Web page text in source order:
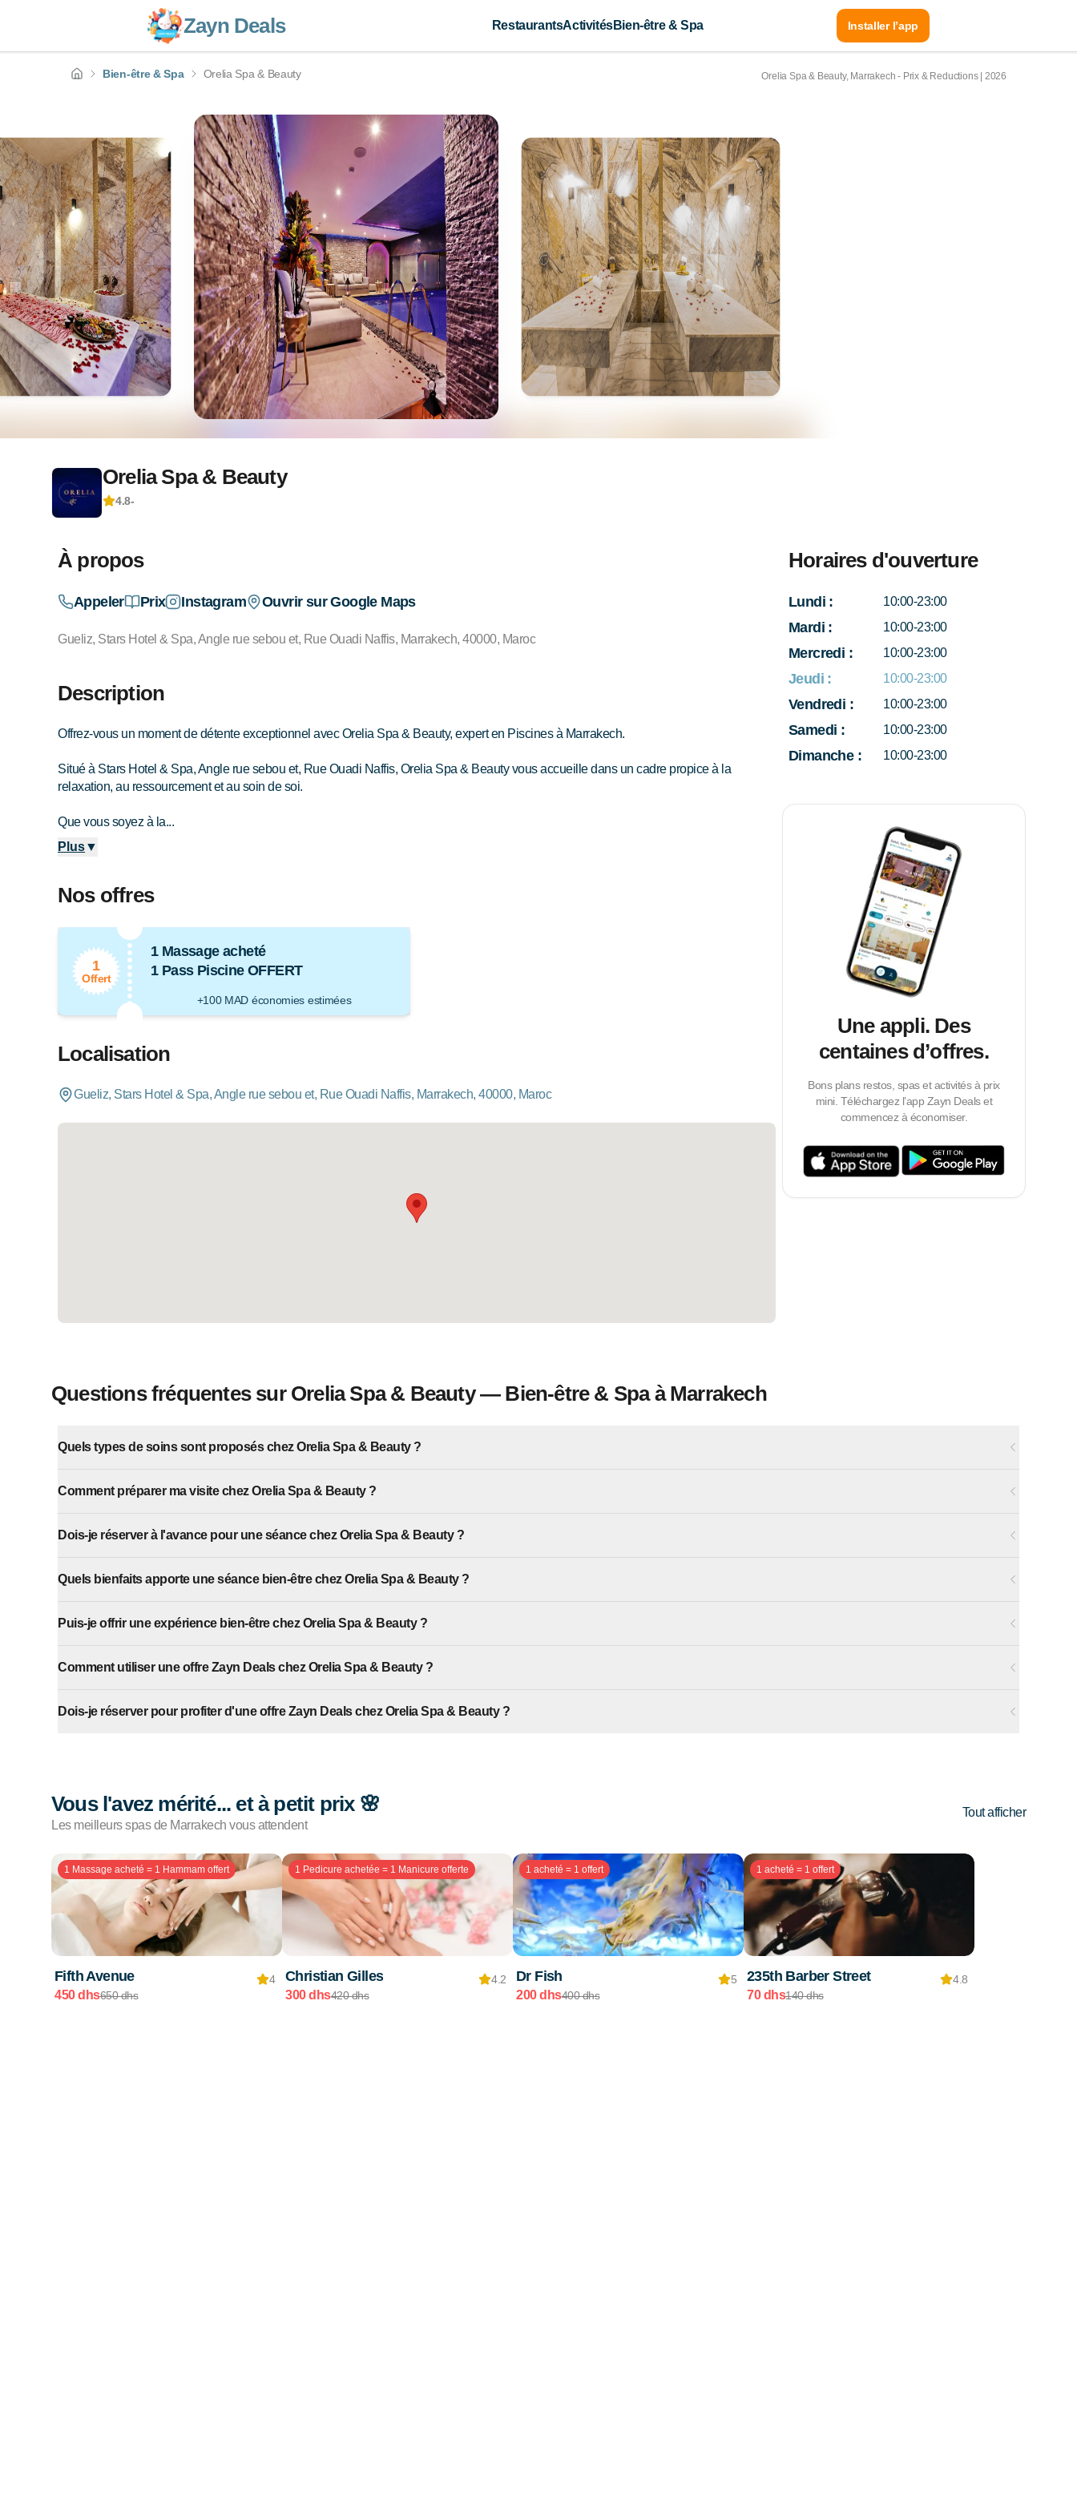
Zayn Deals RestaurantsActivitésBien-être & Spa Installer l’app
Bien-être & Spa Orelia Spa & Beauty Orelia Spa & Beauty, Marrakech - Prix & Reductions | 2026
Orelia Spa & Beauty
4.8-
À propos
Appeler Prix Instagram Ouvrir sur Google Maps
Gueliz, Stars Hotel & Spa, Angle rue sebou et, Rue Ouadi Naffis, Marrakech, 40000, Maroc
Description
Offrez-vous un moment de détente exceptionnel avec Orelia Spa & Beauty, expert en Piscines à Marrakech.
Situé à Stars Hotel & Spa, Angle rue sebou et, Rue Ouadi Naffis, Orelia Spa & Beauty vous accueille dans un cadre propice à la
relaxation, au ressourcement et au soin de soi.
Que vous soyez à la...
Plus▼
Nos offres
1
Offert
1 Massage acheté
1 Pass Piscine OFFERT
+100 MAD économies estimées
Localisation
Gueliz, Stars Hotel & Spa, Angle rue sebou et, Rue Ouadi Naffis, Marrakech, 40000, Maroc
Horaires d'ouverture
Lundi : 10:00-23:00
Mardi : 10:00-23:00
Mercredi : 10:00-23:00
Jeudi : 10:00-23:00
Vendredi : 10:00-23:00
Samedi : 10:00-23:00
Dimanche: 10:00-23:00
Une appli. Des
centaines d’offres.
Bons plans restos, spas et activités à prix
mini. Téléchargez l’app Zayn Deals et
commencez à économiser.
Questions fréquentes sur Orelia Spa & Beauty — Bien-être & Spa à Marrakech
Quels types de soins sont proposés chez Orelia Spa & Beauty ?
Comment préparer ma visite chez Orelia Spa & Beauty ?
Dois-je réserver à l'avance pour une séance chez Orelia Spa & Beauty ?
Quels bienfaits apporte une séance bien-être chez Orelia Spa & Beauty ?
Puis-je offrir une expérience bien-être chez Orelia Spa & Beauty ?
Comment utiliser une offre Zayn Deals chez Orelia Spa & Beauty ?
Dois-je réserver pour profiter d'une offre Zayn Deals chez Orelia Spa & Beauty ?
Vous l'avez mérité... et à petit prix 🌸
Les meilleurs spas de Marrakech vous attendent
Tout afficher
1 Massage acheté = 1 Hammam offert
Fifth Avenue 4
450 dhs650 dhs
1 Pedicure achetée = 1 Manicure offerte
Christian Gilles 4.2
300 dhs420 dhs
1 acheté = 1 offert
Dr Fish 5
200 dhs400 dhs
1 acheté = 1 offert
235th Barber Street 4.8
70 dhs140 dhs